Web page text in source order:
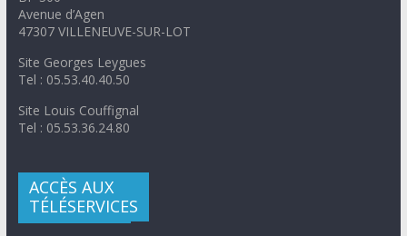
Avenue d’Agen
47307 VILLENEUVE-SUR-LOT
Site Georges Leygues
Tel : 05.53.40.40.50
Site Louis Couffignal
Tel : 05.53.36.24.80
ACCÈS AUX
TÉLÉSERVICES